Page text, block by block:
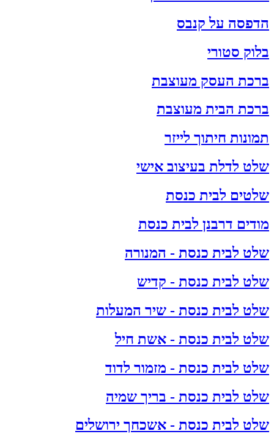
הדפסה על קנבס
בלוק סטורי
ברכת העסק מעוצבת
ברכת הבית מעוצבת
תמונות חיתוך לייזר
שלט לדלת בעיצוב אישי
שלטים לבית כנסת
מודים דרבנן לבית כנסת
שלט לבית כנסת - המנורה
שלט לבית כנסת - קדיש
שלט לבית כנסת - שיר המעלות
שלט לבית כנסת - אשת חיל
שלט לבית כנסת - מזמור לדוד
שלט לבית כנסת - בריך שמיה
שלט לבית כנסת - אשכחך ירושלים